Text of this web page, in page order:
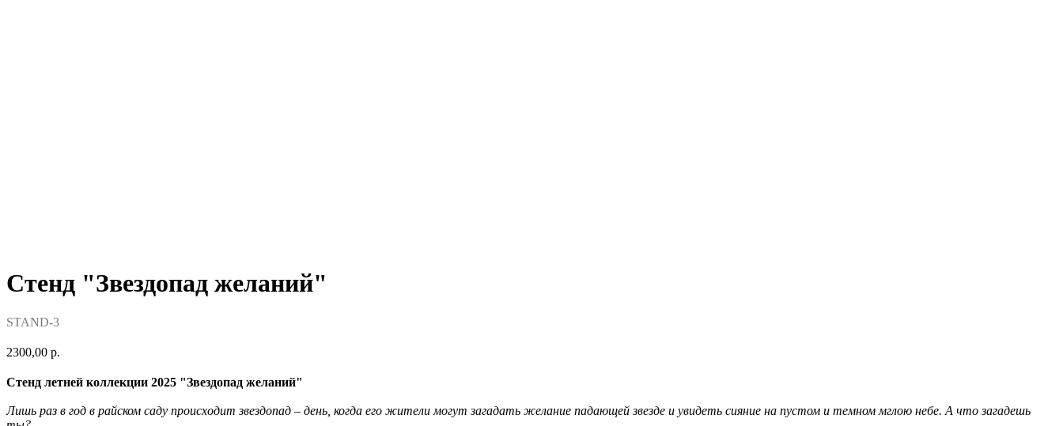
Стенд "Звездопад желаний"
STAND-3
2300,00 р.
Стенд летней коллекции 2025 "Звездопад желаний"
Лишь раз в год в райском саду происходит звездопад – день, когда его жители могут загадать желание падающей звезде и увидеть сияние на пустом и темном мглою небе. А что загадешь